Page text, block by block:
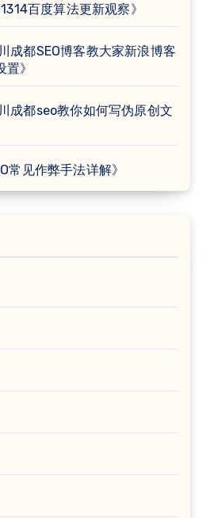
百度算法更新观察》
成都SEO博客教大家新浪博客
置》
成都seo教你如何写伪原创文
常见作弊手法详解》